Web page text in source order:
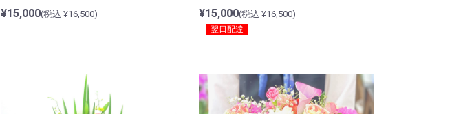
¥15,000(税込 ¥16,500)
¥15,000(税込 ¥16,500)
翌日配達